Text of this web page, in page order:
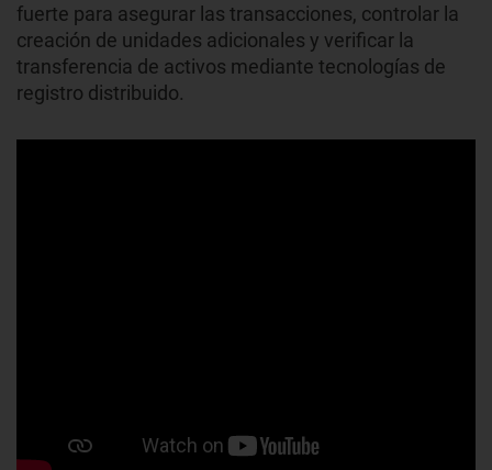
fuerte para asegurar las transacciones, controlar la
creación de unidades adicionales y verificar la
transferencia de activos mediante tecnologías de
registro distribuido.